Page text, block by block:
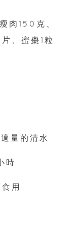
肉150克、
、蜜棗1粒
量的清水
時
用